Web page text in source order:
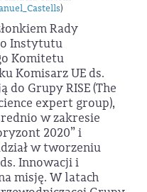
)
Rady
Instytutu
Komitetu
Komisarz UE ds.
do Grupy RISE (The
expert group),
w zakresie
2020” i
w tworzeniu
Innowacji i
misję. W latach